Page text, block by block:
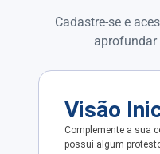
Cadastre-se e
aprofundar
Visão
Complemente a sua
possui algum